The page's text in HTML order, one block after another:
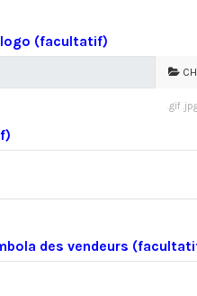
logo (facultatif)
.gif
des vendeurs